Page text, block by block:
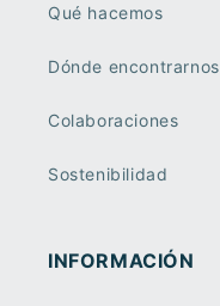
Qué hacemos
Dónde encontrarnos
Colaboraciones
Sostenibilidad
INFORMACIÓN